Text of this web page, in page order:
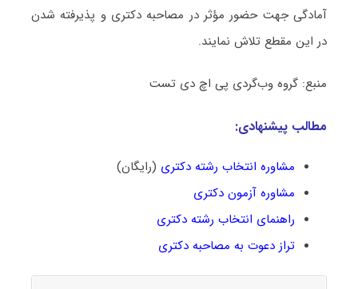
آمادگی جهت حضور مؤثر در مصاحبه دکتری و پذیرفته شدن
در این مقطع تلاش نمایند.
منبع: گروه وب‌گردی پی اچ دی تست
مطالب پیشنهادی:
مشاوره انتخاب رشته دکتری (رایگان)
مشاوره آزمون دکتری
راهنمای انتخاب رشته دکتری
تراز دعوت به مصاحبه دکتری